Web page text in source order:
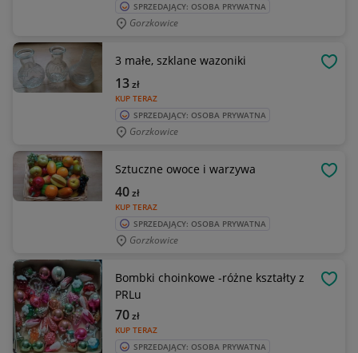
SPRZEDAJĄCY: OSOBA PRYWATNA
Gorzkowice
3 małe, szklane wazoniki
KUP TERAZ
13zł
SPRZEDAJĄCY: OSOBA PRYWATNA
Gorzkowice
Sztuczne owoce i warzywa
KUP TERAZ
40zł
SPRZEDAJĄCY: OSOBA PRYWATNA
Gorzkowice
Bombki choinkowe -różne kształty z
PRLu
KUP TERAZ
70zł
SPRZEDAJĄCY: OSOBA PRYWATNA